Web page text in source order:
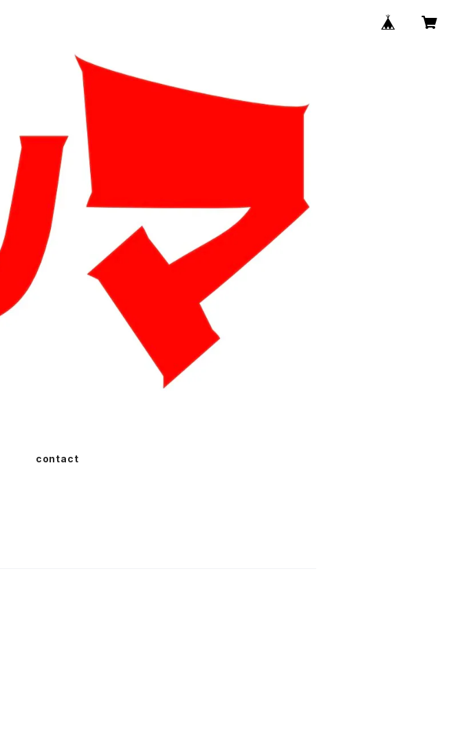
contact